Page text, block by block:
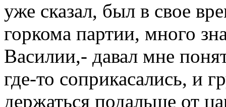
уже сказал, был в свое
горкома партии, много
Василии,- давал мне
где-то соприкасались, и
держаться подальше от